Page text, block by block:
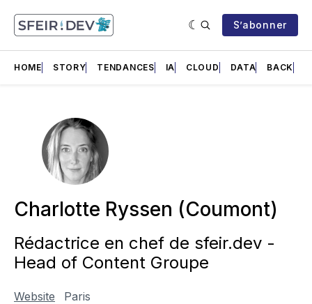
S’abonner
HOME STORY TENDANCES IA CLOUD DATA BACK
Charlotte Ryssen (Coumont)
Rédactrice en chef de sfeir.dev -
Head of Content Groupe
Website Paris